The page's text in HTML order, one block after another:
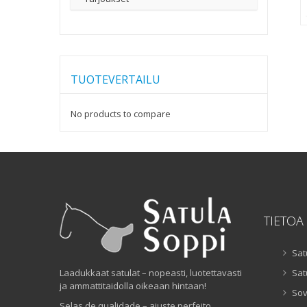
TUOTEVERTAILU
No products to compare
Laadukkaat satulat – nopeasti, luotettavasti
ja ammattitaidolla oikeaan hintaan!
TIETOA